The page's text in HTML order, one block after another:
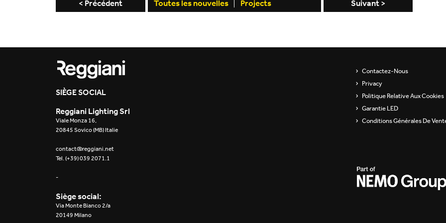
< Précédent Toutes les nouvelles Projects Suivant >
SIÈGE SOCIAL
Reggiani Lighting Srl
Viale Monza 16,
20845 Sovico (MB) Italie
contact@reggiani.net
Tel. (+39) 039 2071.1
-
Siège social:
Via Monte Bianco 2/a
20149 Milano
Contactez-Nous
Privacy
Politique Relative Aux Cookies
Garantie LED
Conditions Générales De